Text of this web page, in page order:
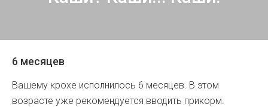
6 месяцев
Вашему крохе исполнилось 6 месяцев. В этом
возрасте уже рекомендуется вводить прикорм.